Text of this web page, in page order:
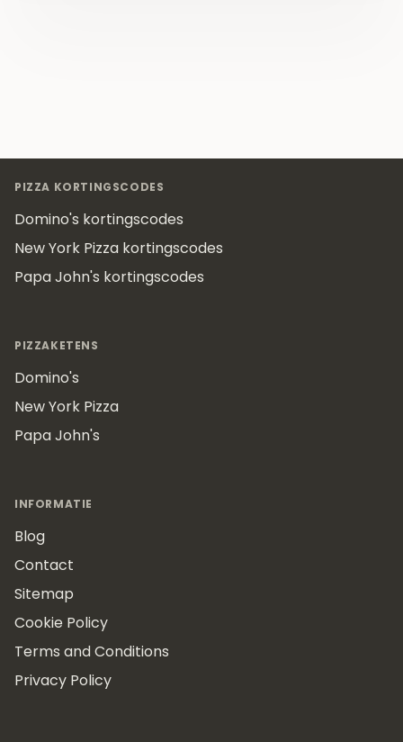
PIZZA KORTINGSCODES
Domino's kortingscodes
New York Pizza kortingscodes
Papa John's kortingscodes
PIZZAKETENS
Domino's
New York Pizza
Papa John's
INFORMATIE
Blog
Contact
Sitemap
Cookie Policy
Terms and Conditions
Privacy Policy